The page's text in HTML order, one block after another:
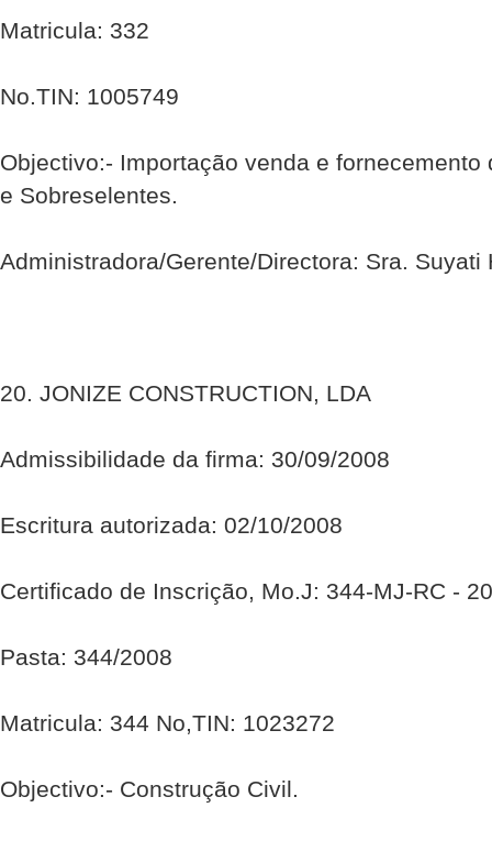
Matricula: 332
No.TIN: 1005749
Objectivo:- Importação venda e
e Sobreselentes.
Administradora/Gerente/Directora: Sra. Suyati
20. JONIZE CONSTRUCTION, LDA
Admissibilidade da firma: 30/09/2008
Escritura autorizada: 02/10/2008
Certificado de Inscrição, Mo.J: 344-MJ-RC -
Pasta: 344/2008
Matricula: 344 No,TIN: 1023272
Objectivo:- Construção Civil.